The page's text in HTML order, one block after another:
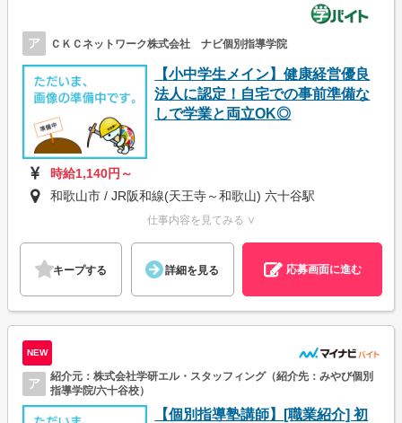
ア ＣＫＣネットワーク株式会社 ナビ個別指導学院
【小中学生メイン】健康経営優良
法人に認定！自宅での事前準備な
しで学業と両立OK◎
時給1,140円～
和歌山市 / JR阪和線(天王寺～和歌山) 六十谷駅
仕事内容を見てみる ∨
キープする 詳細を見る 応募画面に進む
NEW
ア
紹介元：株式会社学研エル・スタッフィング（紹介先：みやび個別
指導学院/六十谷校）
【個別指導塾講師】[職業紹介] 初